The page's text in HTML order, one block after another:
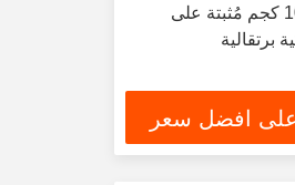
رافعة شوكية 1000 كجم مُثبتة على
برتقالية
افضل سعر